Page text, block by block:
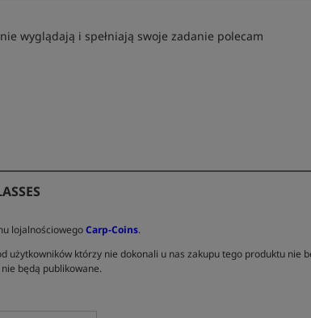
wyglądają i spełniają swoje zadanie polecam
lojalnościowegoCarp-Coins.
którzy nie dokonali u nas zakupu tego produktu nie
będą publikowane.